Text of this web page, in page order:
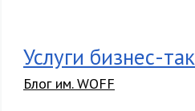
Услуги бизнес-
Блог им. WOFF